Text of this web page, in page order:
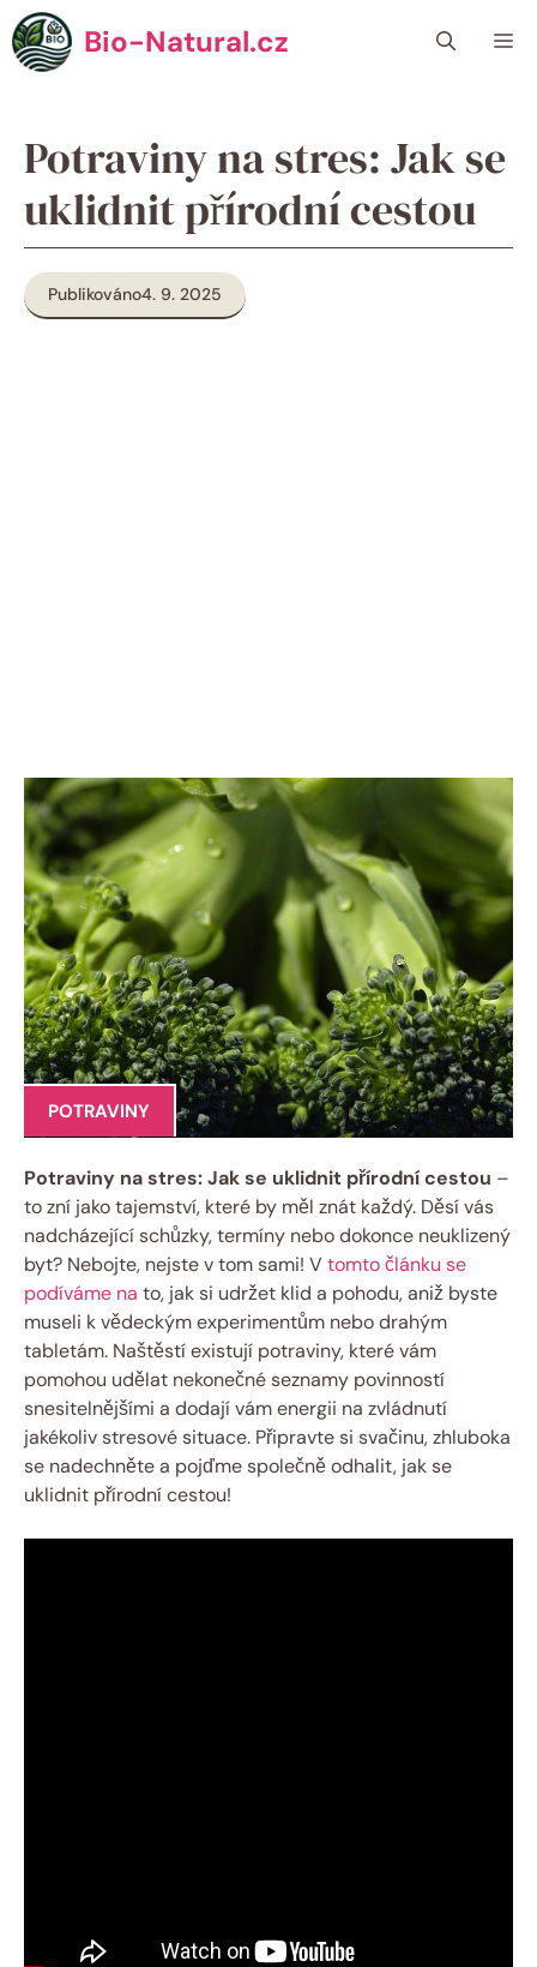
Přeskočit
na
obsah
Bio-Natural.cz
Potraviny na stres: Jak se
uklidnit přírodní cestou
Publikováno4. 9. 2025
POTRAVINY
Potraviny na stres: Jak se uklidnit přírodní cestou –
to zní jako tajemství, které by měl znát každý. Děsí vás
nadcházející schůzky, termíny nebo dokonce neuklizený
byt? Nebojte, nejste v tom sami! V tomto článku se
podíváme na to, jak si udržet klid a pohodu, aniž byste
museli k vědeckým experimentům nebo drahým
tabletám. Naštěstí existují potraviny, které vám
pomohou udělat nekonečné seznamy povinností
snesitelnějšími a dodají vám energii na zvládnutí
jakékoliv stresové situace. Připravte si svačinu, zhluboka
se nadechněte a pojďme společně odhalit, jak se
uklidnit přírodní cestou!